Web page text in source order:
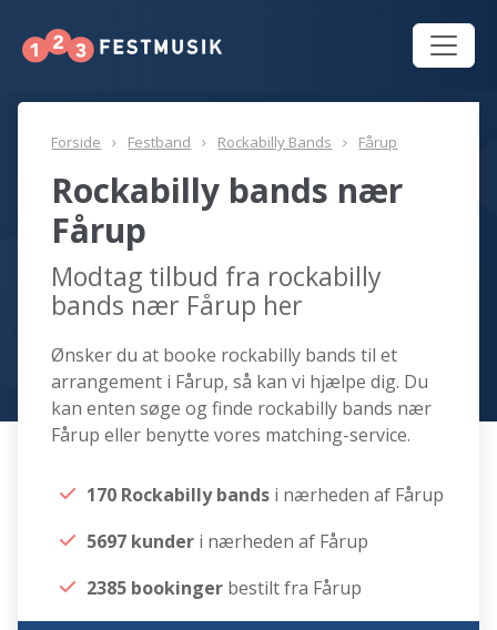
Forside Festband Rockabilly Bands Fårup
Rockabilly bands nær
Fårup
Modtag tilbud fra rockabilly
bands nær Fårup her
Ønsker du at booke rockabilly bands til et
arrangement i Fårup, så kan vi hjælpe dig. Du
kan enten søge og finde rockabilly bands nær
Fårup eller benytte vores matching-service.
170 Rockabilly bands i nærheden af Fårup
5697 kunder i nærheden af Fårup
2385 bookinger bestilt fra Fårup